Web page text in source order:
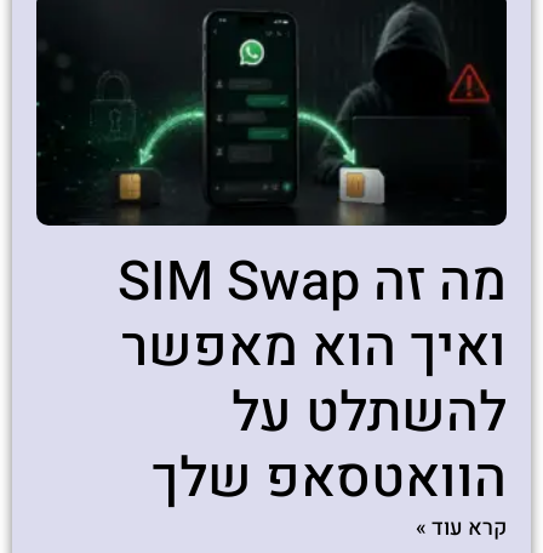
מה זה SIM Swap
ואיך הוא מאפשר
להשתלט על
הוואטסאפ שלך
קרא עוד »